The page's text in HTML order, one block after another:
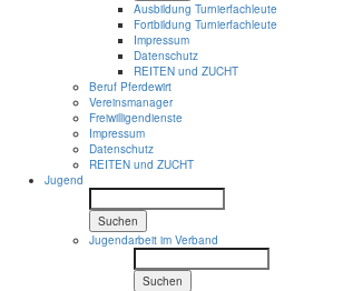
Ausbildung Turnierfachleute
Fortbildung Turnierfachleute
Impressum
Datenschutz
REITEN und ZUCHT
Beruf Pferdewirt
Vereinsmanager
Freiwilligendienste
Impressum
Datenschutz
REITEN und ZUCHT
Jugend
Suchen
Jugendarbeit im Verband
Suchen